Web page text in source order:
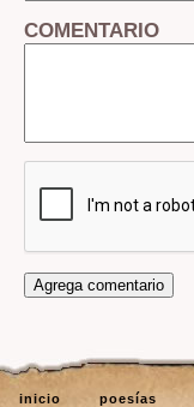
COMENTARIO
inicio poesías